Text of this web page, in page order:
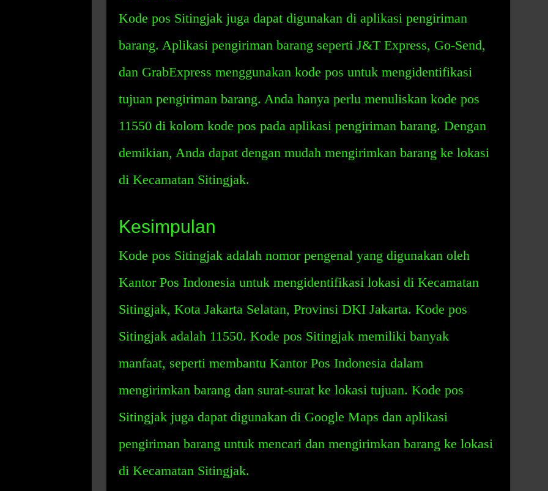
Kode pos Sitingjak juga dapat digunakan di aplikasi pengiriman
barang. Aplikasi pengiriman barang seperti J&T Express, Go-Send,
dan GrabExpress menggunakan kode pos untuk mengidentifikasi
tujuan pengiriman barang. Anda hanya perlu menuliskan kode pos
11550 di kolom kode pos pada aplikasi pengiriman barang. Dengan
demikian, Anda dapat dengan mudah mengirimkan barang ke lokasi
di Kecamatan Sitingjak.
Kesimpulan
Kode pos Sitingjak adalah nomor pengenal yang digunakan oleh
Kantor Pos Indonesia untuk mengidentifikasi lokasi di Kecamatan
Sitingjak, Kota Jakarta Selatan, Provinsi DKI Jakarta. Kode pos
Sitingjak adalah 11550. Kode pos Sitingjak memiliki banyak
manfaat, seperti membantu Kantor Pos Indonesia dalam
mengirimkan barang dan surat-surat ke lokasi tujuan. Kode pos
Sitingjak juga dapat digunakan di Google Maps dan aplikasi
pengiriman barang untuk mencari dan mengirimkan barang ke lokasi
di Kecamatan Sitingjak.